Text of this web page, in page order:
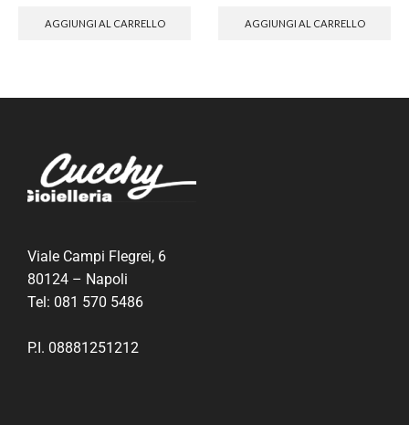
AGGIUNGI AL CARRELLO AGGIUNGI AL CARRELLO
Viale Campi Flegrei, 6
80124 – Napoli
Tel: 081 570 5486
P.I. 08881251212